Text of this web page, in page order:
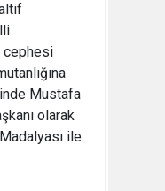
cephesi
Mustafa
olarak
ile